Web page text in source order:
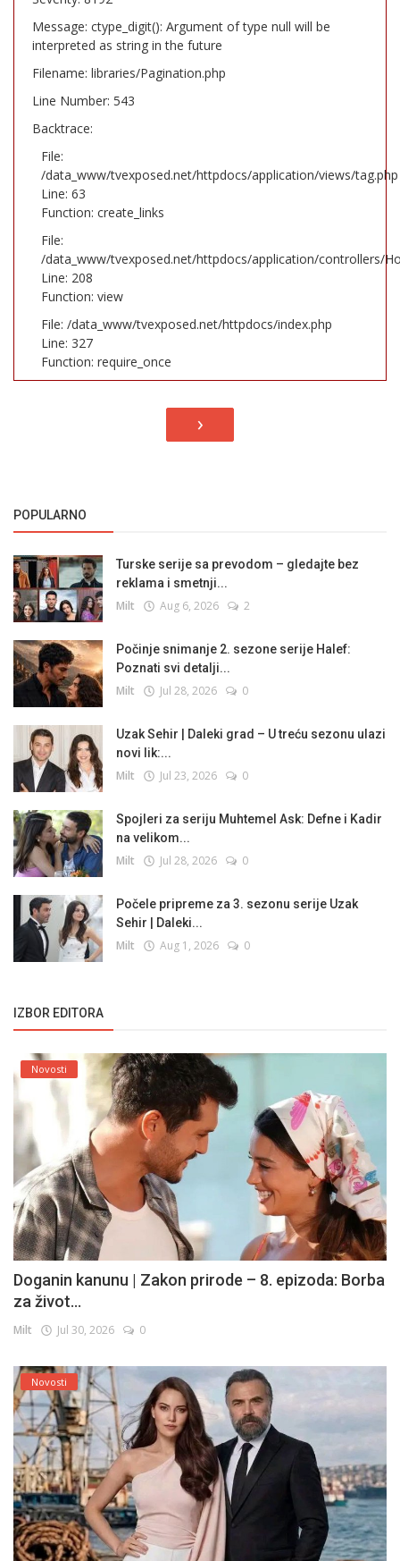
Message: ctype_digit(): Argument of type null will be
interpreted as string in the future
Filename: libraries/Pagination.php
Line Number: 543
Backtrace:
File:
/data_www/tvexposed.net/httpdocs/application/views/tag.php
Line: 63
Function: create_links
File:
/data_www/tvexposed.net/httpdocs/application/controllers/
Line: 208
Function: view
File: /data_www/tvexposed.net/httpdocs/index.php
Line: 327
Function: require_once
›
POPULARNO
Turske serije sa prevodom – gledajte bez
reklama i smetnji...
Milt Aug 6, 2026 2
Počinje snimanje 2. sezone serije Halef:
Poznati svi detalji...
Milt Jul 28, 2026 0
Uzak Sehir | Daleki grad – U treću sezonu ulazi
novi lik:...
Milt Jul 23, 2026 0
Spojleri za seriju Muhtemel Ask: Defne i Kadir
na velikom...
Milt Jul 28, 2026 0
Počele pripreme za 3. sezonu serije Uzak
Sehir | Daleki...
Milt Aug 1, 2026 0
IZBOR EDITORA
Novosti
Doganin kanunu | Zakon prirode – 8. epizoda: Borba
za život...
Milt Jul 30, 2026 0
Novosti